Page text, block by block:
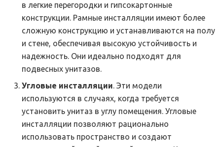
в легкие перегородки и гипсокартонные
конструкции. Рамные инсталляции имеют более
сложную конструкцию и устанавливаются на полу
и стене, обеспечивая высокую устойчивость и
надежность. Они идеально подходят для
подвесных унитазов.
Угловые инсталляции. Эти модели
используются в случаях, когда требуется
установить унитаз в углу помещения. Угловые
инсталляции позволяют рационально
использовать пространство и создают